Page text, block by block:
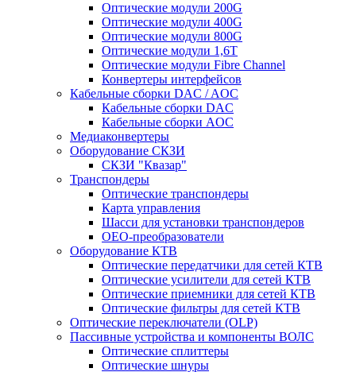
Оптические модули 200G
Оптические модули 400G
Оптические модули 800G
Оптические модули 1,6T
Оптические модули Fibre Channel
Конвертеры интерфейсов
Кабельные сборки DAC / AOC
Кабельные сборки DAC
Кабельные сборки AOC
Медиаконвертеры
Оборудование СКЗИ
СКЗИ "Квазар"
Транспондеры
Оптические транспондеры
Карта управления
Шасси для установки транспондеров
OEO-преобразователи
Оборудование КТВ
Оптические передатчики для сетей КТВ
Оптические усилители для сетей КТВ
Оптические приемники для сетей КТВ
Оптические фильтры для сетей КТВ
Оптические переключатели (OLP)
Пассивные устройства и компоненты ВОЛС
Оптические сплиттеры
Оптические шнуры